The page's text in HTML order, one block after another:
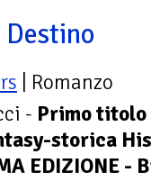
| Romanzo
- Primo
storica
EDIZIONE -